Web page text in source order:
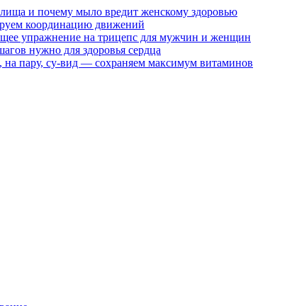
и почему мыло вредит женскому здоровью
координацию движений
упражнение на трицепс для мужчин и женщин
нужно для здоровья сердца
на пару, су-вид — сохраняем максимум витаминов